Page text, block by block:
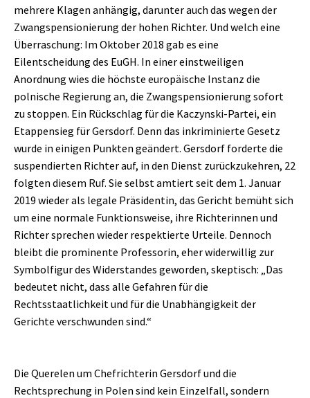
mehrere Klagen anhängig, darunter auch das wegen der
Zwangspensionierung der hohen Richter. Und welch eine
Überraschung: Im Oktober 2018 gab es eine
Eilentscheidung des EuGH. In einer einstweiligen
Anordnung wies die höchste europäische Instanz die
polnische Regierung an, die Zwangspensionierung sofort
zu stoppen. Ein Rückschlag für die Kaczynski-Partei, ein
Etappensieg für Gersdorf. Denn das inkriminierte Gesetz
wurde in einigen Punkten geändert. Gersdorf forderte die
suspendierten Richter auf, in den Dienst zurückzukehren, 22
folgten diesem Ruf. Sie selbst amtiert seit dem 1. Januar
2019 wieder als legale Präsidentin, das Gericht bemüht sich
um eine normale Funktionsweise, ihre Richterinnen und
Richter sprechen wieder respektierte Urteile. Dennoch
bleibt die prominente Professorin, eher widerwillig zur
Symbolfigur des Widerstandes geworden, skeptisch: „Das
bedeutet nicht, dass alle Gefahren für die
Rechtsstaatlichkeit und für die Unabhängigkeit der
Gerichte verschwunden sind.“
Die Querelen um Chefrichterin Gersdorf und die
Rechtsprechung in Polen sind kein Einzelfall, sondern